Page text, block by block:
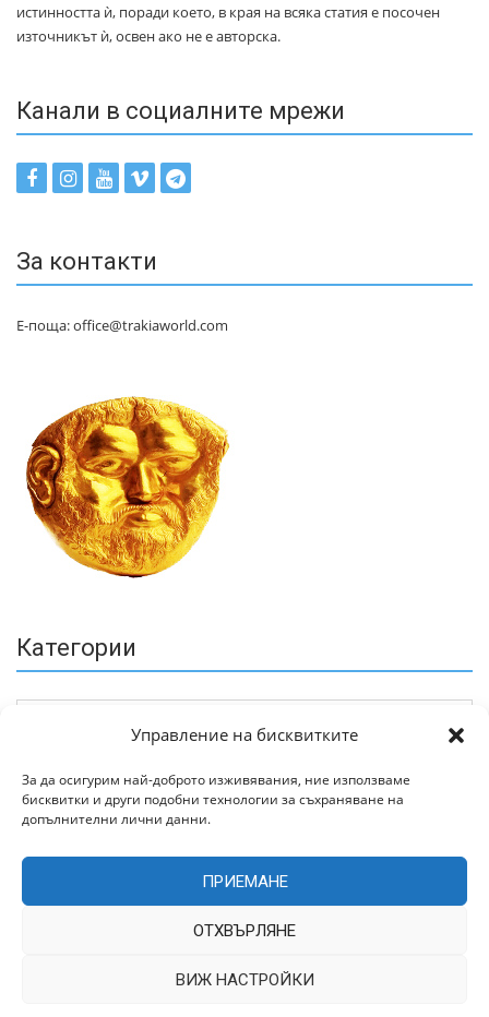
Управление на бисквитките
За да осигурим най-доброто изживявания, ние използваме
бисквитки и други подобни технологии за съхраняване на
допълнителни лични данни.
ПРИЕМАНЕ
ОТХВЪРЛЯНЕ
ВИЖ НАСТРОЙКИ
истинността ѝ, поради което, в края на всяка статия е посочен
източникът ѝ, освен ако не е авторска.
Канали в социалните мрежи
За контакти
Е-поща: office@trakiaworld.com
Категории
Архив